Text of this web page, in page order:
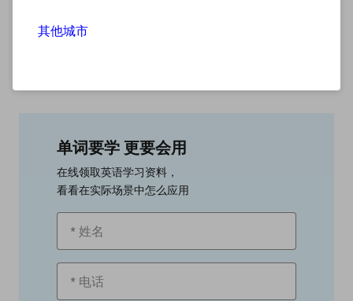
单词要学 更要会用
在线领取英语学习资料，
看看在实际场景中怎么应用
其他城市